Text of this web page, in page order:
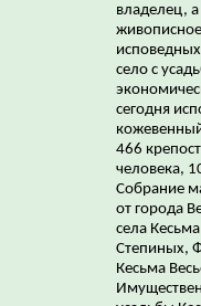
владелец,
село с
сегодня
466
человека,
Собрание
от города
села
Степиных,
Кесьма